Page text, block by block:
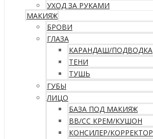
УХОД ЗА РУКАМИ
МАКИЯЖ
БРОВИ
ГЛАЗА
КАРАНДАШ/ПОДВОДКА
ТЕНИ
ТУШЬ
ГУБЫ
ЛИЦО
БАЗА ПОД МАКИЯЖ
ВВ/CC КРЕМ/КУШОН
КОНСИЛЕР/КОРРЕКТОР